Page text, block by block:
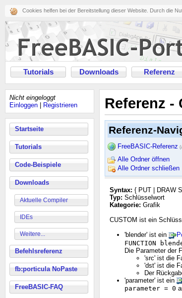
Cookies helfen bei der Bereitstellung dieser Website. Durch die
Tutorials Downloads Referenz
Nicht eingeloggt
Einloggen
Registrieren
Startseite
Tutorials
Code-Beispiele
Downloads
Aktuelle Compiler
IDEs
Weitere...
Befehlsreferenz
fb:porticula NoPaste
FreeBASIC-FAQ
Referenz -
Referenz-
FreeBASIC-Referenz
Alle Ordner öffnen
Alle Ordner schließen
Syntax: { PUT | DRAW
Typ: Schlüsselwort
Kategorie: Grafik
CUSTOM ist ein
'blender' ist ein
FUNCTION
Die Parameter der
'src' ist die
'dst' ist die
Der
'parameter' ist ein
parameter = 0